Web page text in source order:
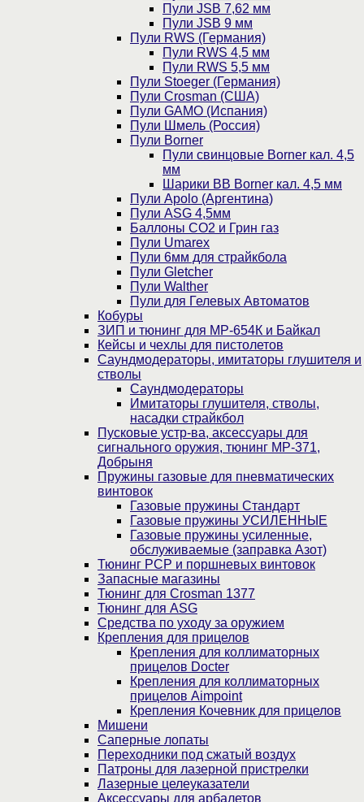
Пули JSB 7,62 мм
Пули JSB 9 мм
Пули RWS (Германия)
Пули RWS 4,5 мм
Пули RWS 5,5 мм
Пули Stoeger (Германия)
Пули Crosman (США)
Пули GAMO (Испания)
Пули Шмель (Россия)
Пули Borner
Пули свинцовые Borner кал. 4,5
мм
Шарики BB Borner кал. 4,5 мм
Пули Apolo (Аргентина)
Пули ASG 4,5мм
Баллоны CO2 и Грин газ
Пули Umarex
Пули 6мм для страйкбола
Пули Gletcher
Пули Walther
Пули для Гелевых Автоматов
Кобуры
ЗИП и тюнинг для МР-654К и Байкал
Кейсы и чехлы для пистолетов
Саундмодераторы, имитаторы глушителя и
стволы
Саундмодераторы
Имитаторы глушителя, стволы,
насадки страйкбол
Пусковые устр-ва, аксессуары для
сигнального оружия, тюнинг МР-371,
Добрыня
Пружины газовые для пневматических
винтовок
Газовые пружины Стандарт
Газовые пружины УСИЛЕННЫЕ
Газовые пружины усиленные,
обслуживаемые (заправка Азот)
Тюнинг PCP и поршневых винтовок
Запасные магазины
Тюнинг для Crosman 1377
Тюнинг для ASG
Средства по уходу за оружием
Крепления для прицелов
Крепления для коллиматорных
прицелов Docter
Крепления для коллиматорных
прицелов Aimpoint
Крепления Кочевник для прицелов
Мишени
Саперные лопаты
Переходники под сжатый воздух
Патроны для лазерной пристрелки
Лазерные целеуказатели
Аксессуары для арбалетов